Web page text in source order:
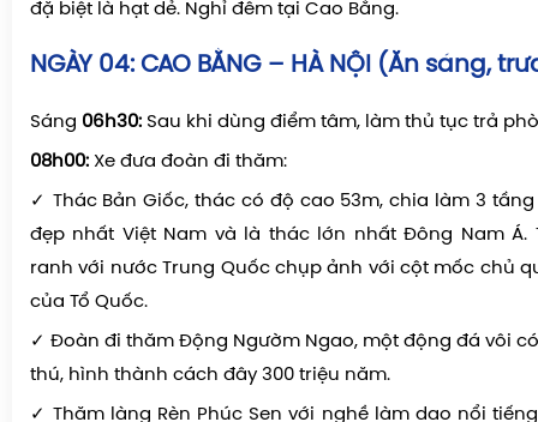
khách tự do thăm quan mua sắm tại khu vực chợ
đặ biệt là hạt dẻ. Nghỉ đêm tại Cao Bằng.
Sáng06h30:Sau khi dùng điểm tâm, làm thủ tục trả
08h00:Xe đưa đoàn đi thăm:
✓ Thác Bản Giốc, thác có độ cao 53m, chia làm 3
đẹp nhất Việt Nam và là thác lớn nhất Đông Nam Á.
ranh với nước Trung Quốc chụp ảnh với cột mốc chủ
của Tổ Quốc.
✓ Đoàn đi thăm Động Ngườm Ngao, một động đá vôi
thú, hình thành cách đây 300 triệu năm.